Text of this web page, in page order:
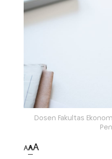
Dosen Fakultas
AAA